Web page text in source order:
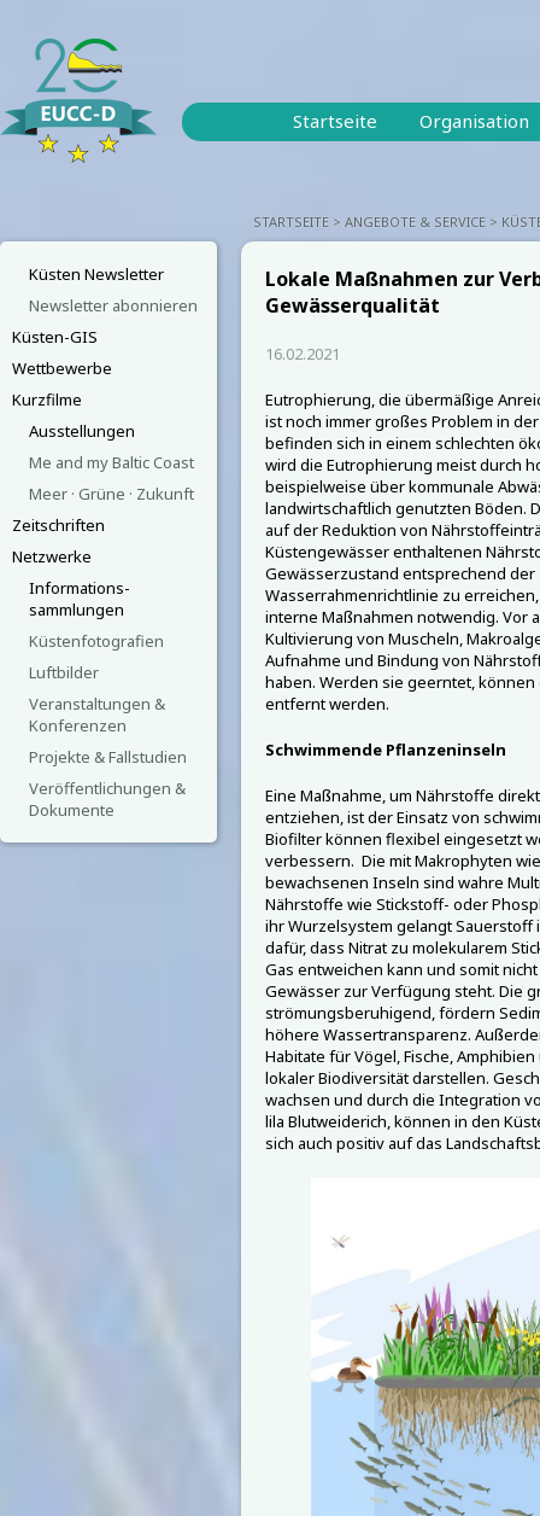
Startseite Organisation
STARTSEITE ANGEBOTE & SERVICE
Küsten Newsletter
Newsletter abonnieren
Küsten-GIS
Wettbewerbe
Kurzfilme
Ausstellungen
Me and my Baltic Coast
Meer · Grüne · Zukunft
Zeitschriften
Netzwerke
Informations-
sammlungen
Küstenfotografien
Luftbilder
Veranstaltungen &
Konferenzen
Projekte & Fallstudien
Veröffentlichungen &
Dokumente
Lokale Maßnahmen zur
Gewässerqualität
16.02.2021
Eutrophierung, die übermäßige
ist noch immer großes Problem in
befinden sich in einem schlechten
wird die Eutrophierung meist durch
beispielweise über kommunale
landwirtschaftlich genutzten Böden.
auf der Reduktion von
Küstengewässer enthaltenen
Gewässerzustand entsprechend
Wasserrahmenrichtlinie zu
interne Maßnahmen notwendig. Vor
Kultivierung von Muscheln,
Aufnahme und Bindung von
haben. Werden sie geerntet,
entfernt werden.
Schwimmende Pflanzeninseln
Eine Maßnahme, um Nährstoffe
entziehen, ist der Einsatz von
Biofilter können flexibel eingesetzt
verbessern. Die mit Makrophyten
bewachsenen Inseln sind wahre
Nährstoffe wie Stickstoff- oder
ihr Wurzelsystem gelangt Sauerstoff
dafür, dass Nitrat zu molekularem
Gas entweichen kann und somit
Gewässer zur Verfügung steht. Die
strömungsberuhigend, fördern
höhere Wassertransparenz.
Habitate für Vögel, Fische,
lokaler Biodiversität darstellen.
wachsen und durch die Integration
lila Blutweiderich, können in den
sich auch positiv auf das